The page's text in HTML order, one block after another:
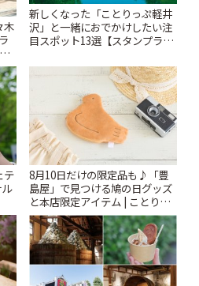
木
新しくなった「ことりっぷ軽井
沢」と一緒におでかけしたい注
目スポット13選【スタンプラリ
テ
8月10日だけの限定品も♪「豊
島屋」で見つける鳩の日グッズ
と本店限定アイテム | ことりっ
ぷ